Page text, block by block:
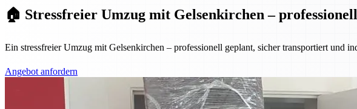
🏠 Stressfreier Umzug mit Gelsenkirchen –
Ein stressfreier Umzug mit Gelsenkirchen – professionell geplant, sicher transportiert und
Angebot anfordern